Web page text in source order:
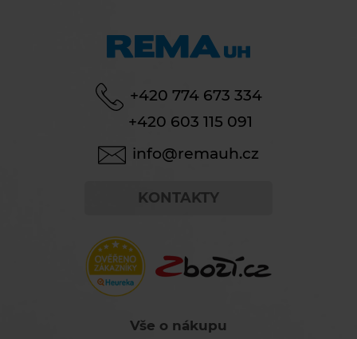
+420 774 673 334
+420 603 115 091
info@remauh.cz
KONTAKTY
Vše o nákupu